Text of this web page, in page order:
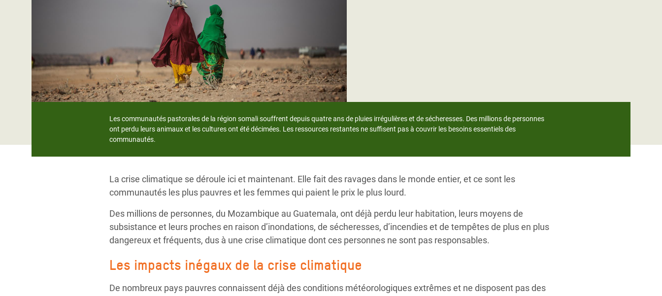
Inequality and Rights in a
Digital Age
Gender, Rights, and Justice
Crise Climatique et
Alimentaire en Afrique de
l’Est
Crise au Yémen
Crise des Réfugiés Rohingyas
au Bangladesh
Soudan du Sud
Mettons Fin à la Souffrance qui se Cache
Les Violences Faites aux Femmes et aux
Filles, Ça Suffit !
Les communautés pastorales de la région somali souffrent depuis quatre ans de pluies irrégulières et de sécheresses. Des millions de personnes
ont perdu leurs animaux et les cultures ont été décimées. Les ressources restantes ne suffisent pas à couvrir les besoins essentiels des
communautés.
La crise climatique se déroule ici et maintenant. Elle fait des ravages dans le monde entier, et ce sont les
communautés les plus pauvres et les femmes qui paient le prix le plus lourd.
Des millions de personnes, du Mozambique au Guatemala, ont déjà perdu leur habitation, leurs moyens de
subsistance et leurs proches en raison d’inondations, de sécheresses, d’incendies et de tempêtes de plus en plus
dangereux et fréquents, dus à une crise climatique dont ces personnes ne sont pas responsables.
Les impacts inégaux de la crise climatique
De nombreux pays pauvres connaissent déjà des conditions météorologiques extrêmes et ne disposent pas des